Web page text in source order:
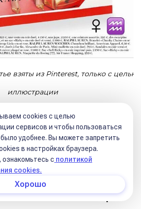
взяты из Pinterest, только с целью
иллюстрации
стиль в одежде мы
Венерой. Как выглядеть
с планетами в 1-м
эти вещи, станет ясно,
написана 21 января
cookies с целью
сервисов и чтобы пользоваться
удобнее. Вы можете запретить
в настройках браузера.
ознакомьтесь с политикой
cookies.
Хорошо